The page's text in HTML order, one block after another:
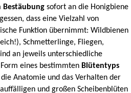
Bestäubung sofort an die Honigbiene
dass eine Vielzahl von
Funktion übernimmt: Wildbienen
Schmetterlinge, Fliegen,
an jeweils unterschiedliche
eines bestimmten Blütentyps
Anatomie und das Verhalten der
und großen Scheibenblüten